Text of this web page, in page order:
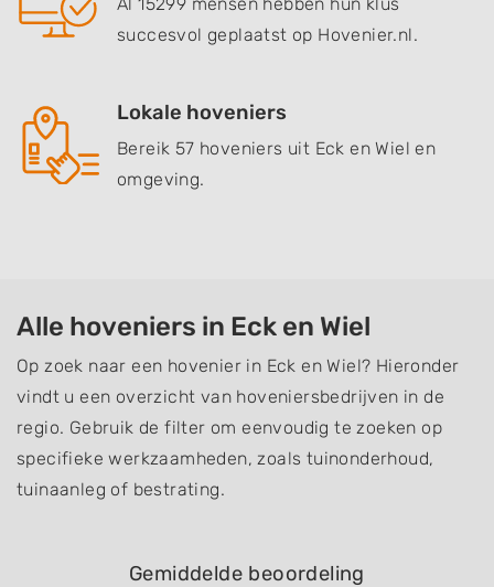
succesvol geplaatst op Hovenier.nl.
Lokale hoveniers
Bereik 57 hoveniers uit Eck en Wiel en
omgeving.
Alle hoveniers in Eck en Wiel
Op zoek naar een hovenier in Eck en Wiel? Hieronder
vindt u een overzicht van hoveniersbedrijven in de
regio. Gebruik de filter om eenvoudig te zoeken op
specifieke werkzaamheden, zoals tuinonderhoud,
tuinaanleg of bestrating.
Gemiddelde beoordeling